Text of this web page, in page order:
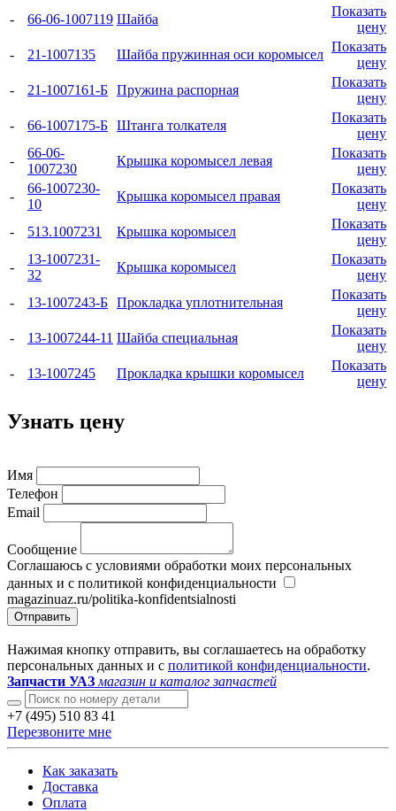
-
66-06-1007119 Шайба
Показать
цену
-
21-1007135 Шайба пружинная оси коромысел
Показать
цену
-
21-1007161-Б Пружина распорная
Показать
цену
-
66-1007175-Б Штанга толкателя
Показать
цену
-
66-06-
1007230
Крышка коромысел левая
Показать
цену
-
66-1007230-
10
Крышка коромысел правая
Показать
цену
-
513.1007231 Крышка коромысел
Показать
цену
-
13-1007231-
32
Крышка коромысел
Показать
цену
-
13-1007243-Б Прокладка уплотнительная
Показать
цену
-
13-1007244-11 Шайба специальная
Показать
цену
-
13-1007245 Прокладка крышки коромысел
Показать
цену
Узнать цену
Имя
Телефон
Email
Сообщение
Соглашаюсь с условиями обработки моих персональных
данных и с политикой конфиденциальности
magazinuaz.ru/politika-konfidentsialnosti
Отправить
Нажимая кнопку отправить, вы соглашаетесь на обработку
персональных данных и с политикой конфиденциальности.
Запчасти УАЗ магазин и каталог запчастей
+7 (495) 510 83 41
Перезвоните мне
Как заказать
Доставка
Оплата